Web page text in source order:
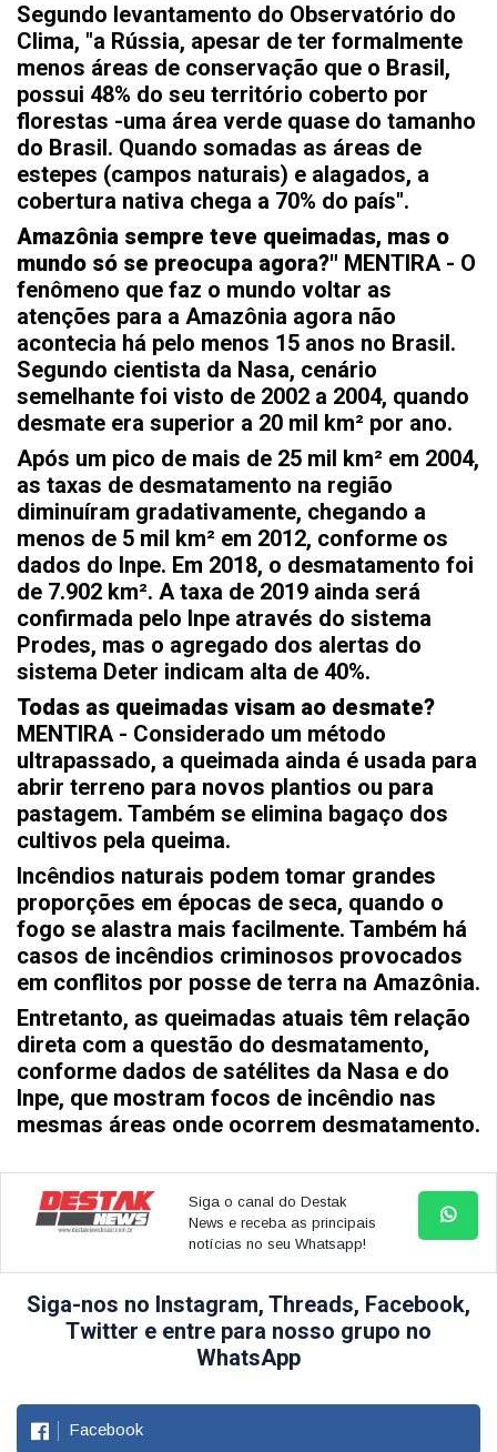
Segundo levantamento do Observatório do
Clima, "a Rússia, apesar de ter formalmente
menos áreas de conservação que o Brasil,
possui 48% do seu território coberto por
florestas -uma área verde quase do tamanho
do Brasil. Quando somadas as áreas de
estepes (campos naturais) e alagados, a
cobertura nativa chega a 70% do país".
Amazônia sempre teve queimadas, mas o
mundo só se preocupa agora?" MENTIRA - O
fenômeno que faz o mundo voltar as
atenções para a Amazônia agora não
acontecia há pelo menos 15 anos no Brasil.
Segundo cientista da Nasa, cenário
semelhante foi visto de 2002 a 2004, quando
desmate era superior a 20 mil km² por ano.
Após um pico de mais de 25 mil km² em 2004,
as taxas de desmatamento na região
diminuíram gradativamente, chegando a
menos de 5 mil km² em 2012, conforme os
dados do Inpe. Em 2018, o desmatamento foi
de 7.902 km². A taxa de 2019 ainda será
confirmada pelo Inpe através do sistema
Prodes, mas o agregado dos alertas do
sistema Deter indicam alta de 40%.
Todas as queimadas visam ao desmate?
MENTIRA - Considerado um método
ultrapassado, a queimada ainda é usada para
abrir terreno para novos plantios ou para
pastagem. Também se elimina bagaço dos
cultivos pela queima.
Incêndios naturais podem tomar grandes
proporções em épocas de seca, quando o
fogo se alastra mais facilmente. Também há
casos de incêndios criminosos provocados
em conflitos por posse de terra na Amazônia.
Entretanto, as queimadas atuais têm relação
direta com a questão do desmatamento,
conforme dados de satélites da Nasa e do
Inpe, que mostram focos de incêndio nas
mesmas áreas onde ocorrem desmatamento.
Siga o canal do Destak
News e receba as principais
notícias no seu Whatsapp!
Siga-nos no Instagram, Threads, Facebook,
Twitter e entre para nosso grupo no
WhatsApp
Facebook